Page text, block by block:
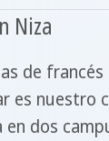
Niza
de francés
es nuestro
en dos